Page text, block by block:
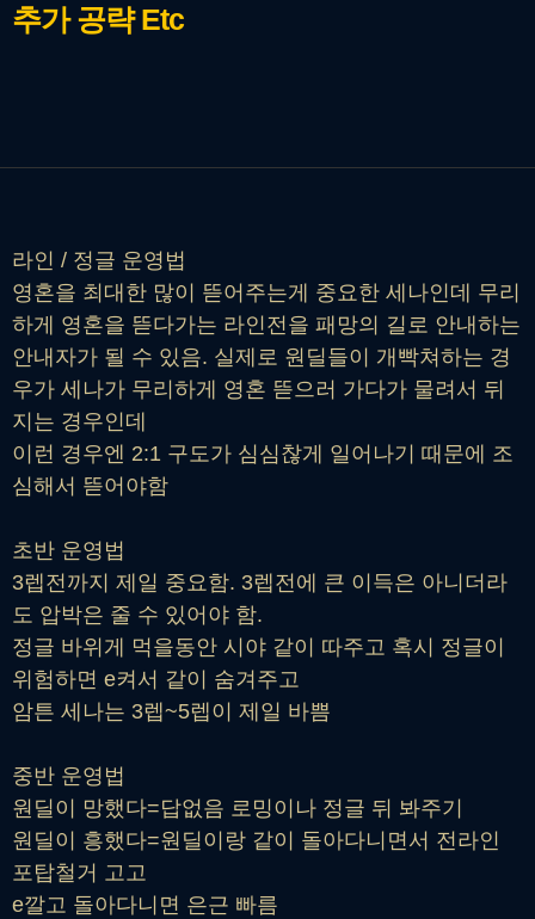
추가 공략Etc
라인 / 정글 운영법
영혼을 최대한 많이 뜯어주는게 중요한 세나인데 무리
하게 영혼을 뜯다가는 라인전을 패망의 길로 안내하는
안내자가 될 수 있음. 실제로 원딜들이 개빡쳐하는 경
우가 세나가 무리하게 영혼 뜯으러 가다가 물려서 뒤
지는 경우인데
이런 경우엔 2:1 구도가 심심찮게 일어나기 때문에 조
심해서 뜯어야함
초반 운영법
3렙전까지 제일 중요함. 3렙전에 큰 이득은 아니더라
도 압박은 줄 수 있어야 함.
정글 바위게 먹을동안 시야 같이 따주고 혹시 정글이
위험하면 e켜서 같이 숨겨주고
암튼 세나는 3렙~5렙이 제일 바쁨
중반 운영법
원딜이 망했다=답없음 로밍이나 정글 뒤 봐주기
원딜이 흥했다=원딜이랑 같이 돌아다니면서 전라인
포탑철거 고고
e깔고 돌아다니면 은근 빠름